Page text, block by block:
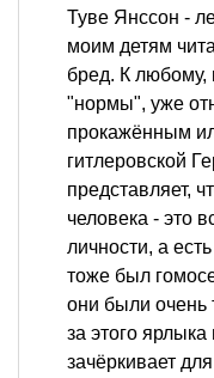
Туве Янссон -
моим детям
бред. К любому,
"нормы", уже
прокажённым
гитлеровской
представляет,
человека - это
личности, а
тоже был
они были очень
за этого
зачёркивает